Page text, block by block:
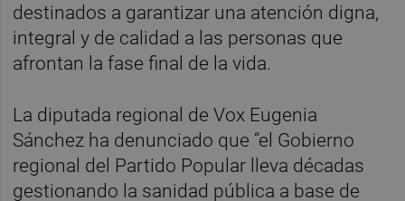
destinados a garantizar una atención digna,
integral y de calidad a las personas que
afrontan la fase final de la vida.
La diputada regional de Vox Eugenia
Sánchez ha denunciado que “el Gobierno
regional del Partido Popular lleva décadas
gestionando la sanidad pública a base de